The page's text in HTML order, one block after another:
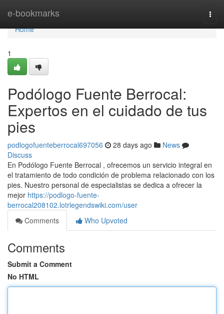
e-bookmarks
Home
Home
1
Podólogo Fuente Berrocal:
Expertos en el cuidado de tus
pies
podlogofuenteberrocal697056 28 days ago
News
Discuss
En Podólogo Fuente Berrocal , ofrecemos un servicio integral en
el tratamiento de todo condición de problema relacionado con los
pies. Nuestro personal de especialistas se dedica a ofrecer la
mejor https://podlogo-fuente-
berrocal208102.lotrlegendswiki.com/user
Comments
Who Upvoted
Comments
Submit a Comment
No HTML